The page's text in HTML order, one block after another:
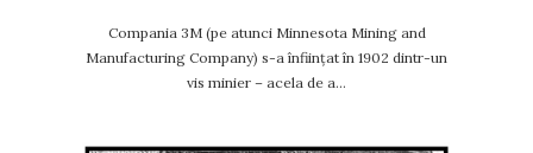
Compania 3M (pe atunci Minnesota Mining and
Manufacturing Company) s-a înființat în 1902 dintr-un
vis minier – acela de a…